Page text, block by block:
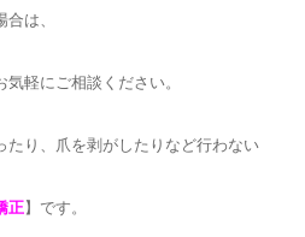
は、
気軽にご相談ください。
たり、爪を剥がしたりなど行わない
正】です。